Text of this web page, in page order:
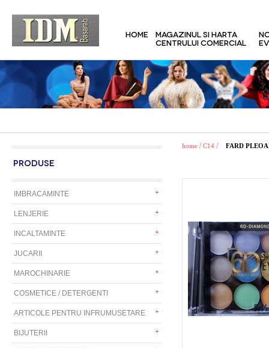
HOME
MAGAZINUL SI HARTA
CENTRULUI COMERCIAL
PRODUSE
IMBRACAMINTE
LENJERIE
INCALTAMINTE
JUCARII
MAROCHINARIE
COSMETICE / DETERGENTI
ARTICOLE PENTRU INFRUMUSETARE
BIJUTERII
home / C14 / FARD